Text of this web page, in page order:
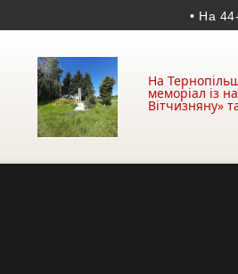
• На 44-му
На
меморіал із
Вітчизняну»